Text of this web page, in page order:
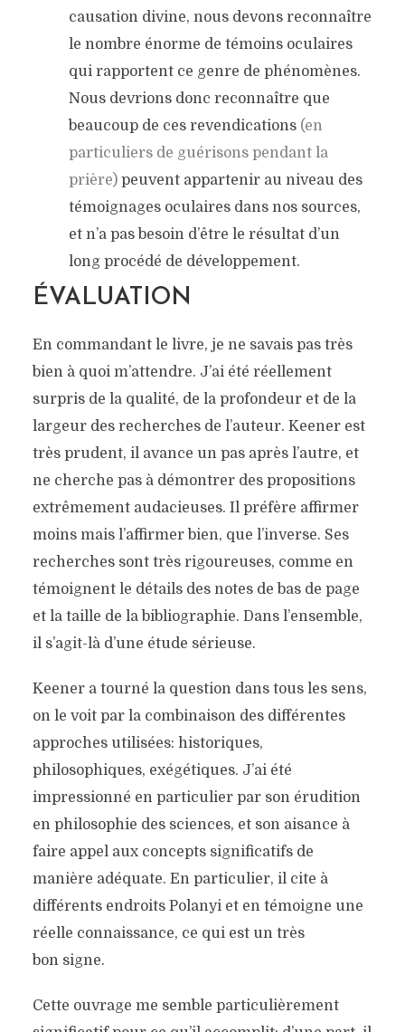
causation divine, nous devons reconnaître
le nombre énorme de témoins oculaires
qui rapportent ce genre de phénomènes.
Nous devrions donc reconnaître que
beaucoup de ces revendications (en
particuliers de guérisons pendant la
prière)peuvent appartenir au niveau des
témoignages oculaires dans nos sources,
et n’a pas besoin d’être le résultat d’un
long procédé de développement.
ÉVALUATION
En commandant le livre, je ne savais pas très
bien à quoi m’attendre. J’ai été réellement
surpris de la qualité, de la profondeur et de la
largeur des recherches de l’auteur. Keener est
très prudent, il avance un pas après l’autre, et
ne cherche pas à démontrer des propositions
extrêmement audacieuses. Il préfère affirmer
moins mais l’affirmer bien, que l’inverse. Ses
recherches sont très rigoureuses, comme en
témoignent le détails des notes de bas de page
et la taille de la bibliographie. Dans l’ensemble,
il s’agit-là d’une étude sérieuse.
Keener a tourné la question dans tous les sens,
on le voit par la combinaison des différentes
approches utilisées: historiques,
philosophiques, exégétiques. J’ai été
impressionné en particulier par son érudition
en philosophie des sciences, et son aisance à
faire appel aux concepts significatifs de
manière adéquate. En particulier, il cite à
différents endroits Polanyi et en témoigne une
réelle connaissance, ce qui est un très
bon signe.
Cette ouvrage me semble particulièrement